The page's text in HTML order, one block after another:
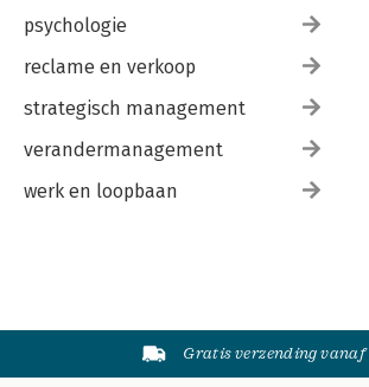
psychologie
reclame en verkoop
strategisch management
verandermanagement
werk en loopbaan
Gratis verzending